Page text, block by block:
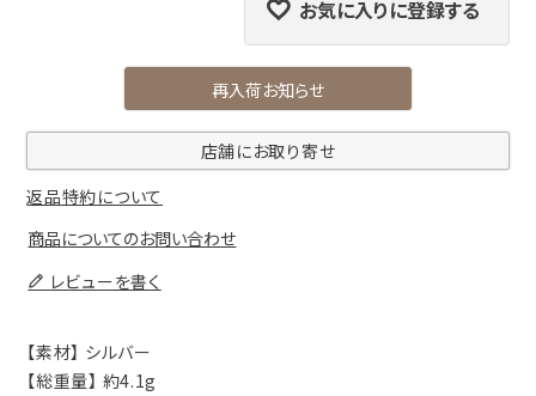
お気に入りに登録する
再入荷お知らせ
店舗にお取り寄せ
返品特約について
商品についてのお問い合わせ
レビューを書く
【素材】 シルバー
【総重量】 約4.1g